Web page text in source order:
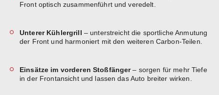
Front optisch zusammenführt und veredelt.
Unterer Kühlergrill – unterstreicht die sportliche Anmutung
der Front und harmoniert mit den weiteren Carbon-Teilen.
Einsätze im vorderen Stoßfänger– sorgen für mehr Tiefe
in der Frontansicht und lassen das Auto breiter wirken.